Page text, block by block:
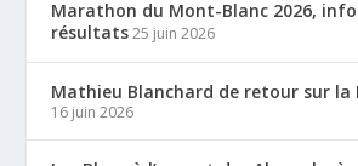
Marathon du Mont-Blanc 2026,
résultats 25 juin 2026
Mathieu Blanchard de retour sur la
16 juin 2026